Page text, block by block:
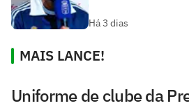
Há 3 dias
MAIS LANCE!
Uniforme de clube da